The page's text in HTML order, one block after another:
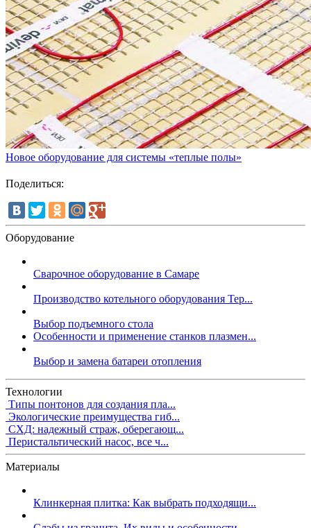
Новое оборудование для системы «теплые полы»
Поделиться:
Оборудование
Сварочное оборудование в Самаре
Производство котельного оборудования Тер...
Выбор подъемного стола
Особенности и применение станков плазмен...
Выбор и замена батареи отопления
Технологии
Типы понтонов для создания пла...
Экологические преимущества гиб...
СХД: надежный страж, оберегающ...
Перистальтический насос, все ч...
Материалы
Клинкерная плитка: Как выбрать подходящи...